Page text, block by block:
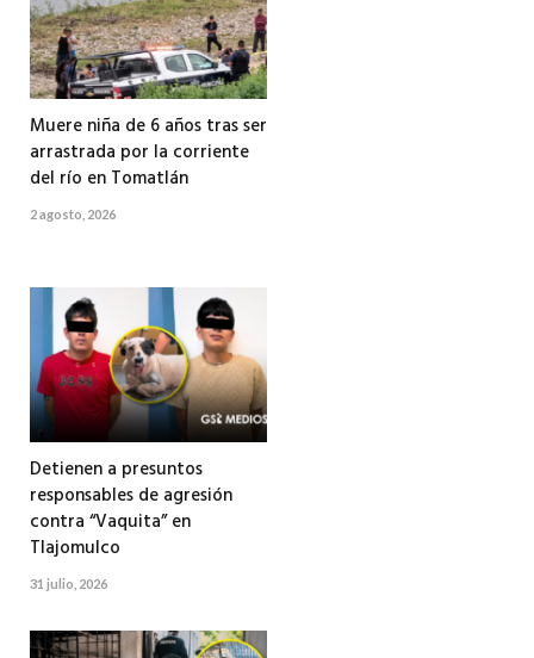
Muere niña de 6 años tras ser
arrastrada por la corriente
del río en Tomatlán
2 agosto, 2026
Detienen a presuntos
responsables de agresión
contra “Vaquita” en
Tlajomulco
31 julio, 2026